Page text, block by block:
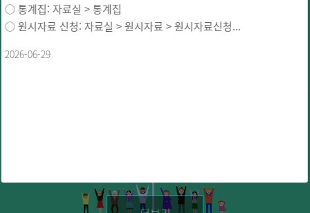
○ 통계집: 자료실 > 통계집
○ 원시자료 신청: 자료실 > 원시자료 > 원시자료신청...
2026-06-29